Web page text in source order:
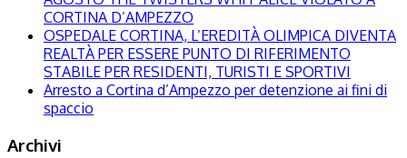
CORTINA D’AMPEZZO
OSPEDALE CORTINA, L’EREDITÀ OLIMPICA DIVENTA
REALTÀ PER ESSERE PUNTO DI RIFERIMENTO
STABILE PER RESIDENTI, TURISTI E SPORTIVI
Arresto a Cortina d’Ampezzo per detenzione ai fini di
spaccio
Archivi